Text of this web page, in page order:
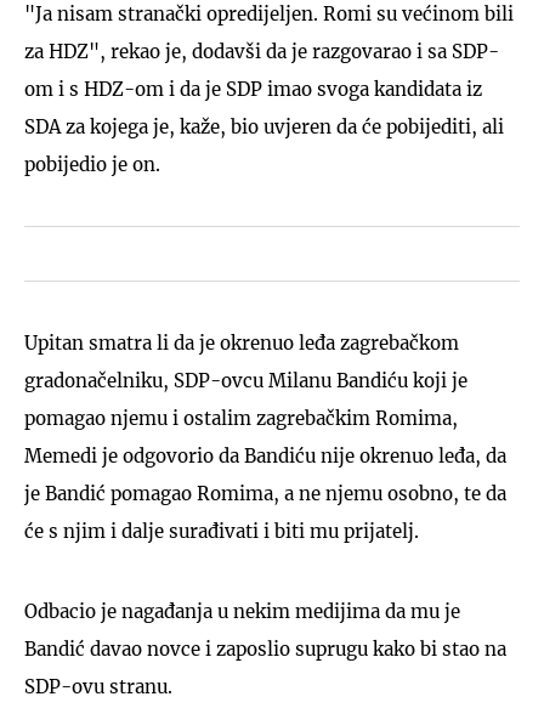
"Ja nisam stranački opredijeljen. Romi su većinom bili
za HDZ", rekao je, dodavši da je razgovarao i sa SDP-
om i s HDZ-om i da je SDP imao svoga kandidata iz
SDA za kojega je, kaže, bio uvjeren da će pobijediti, ali
pobijedio je on.
Upitan smatra li da je okrenuo leđa zagrebačkom
gradonačelniku, SDP-ovcu Milanu Bandiću koji je
pomagao njemu i ostalim zagrebačkim Romima,
Memedi je odgovorio da Bandiću nije okrenuo leđa, da
je Bandić pomagao Romima, a ne njemu osobno, te da
će s njim i dalje surađivati i biti mu prijatelj.
Odbacio je nagađanja u nekim medijima da mu je
Bandić davao novce i zaposlio suprugu kako bi stao na
SDP-ovu stranu.